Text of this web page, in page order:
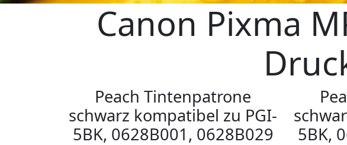
Canon Pixma
Peach Tintenpatrone
schwarz kompatibel zu PGI-
5BK, 0628B001, 0628B029
5BK,